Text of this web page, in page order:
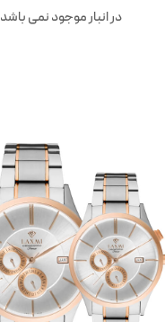
در انبار موجود نمی باشد